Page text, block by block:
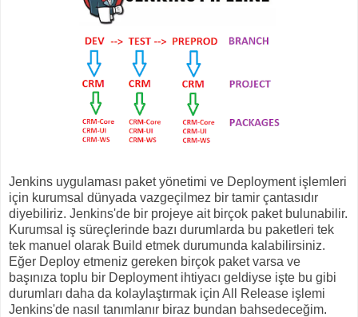
Jenkins uygulaması paket yönetimi ve Deployment işlemleri
için kurumsal dünyada vazgeçilmez bir tamir çantasıdır
diyebiliriz. Jenkins'de bir projeye ait birçok paket bulunabilir.
Kurumsal iş süreçlerinde bazı durumlarda bu paketleri tek
tek manuel olarak Build etmek durumunda kalabilirsiniz.
Eğer Deploy etmeniz gereken birçok paket varsa ve
başınıza toplu bir Deployment ihtiyacı geldiyse işte bu gibi
durumları daha da kolaylaştırmak için All Release işlemi
Jenkins'de nasıl tanımlanır biraz bundan bahsedeceğim.